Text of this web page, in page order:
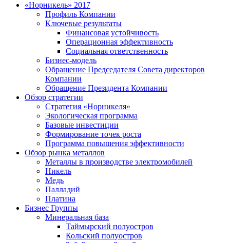
«Норникель» 2017
Профиль Компании
Ключевые результаты
Финансовая устойчивость
Операционная эффективность
Социальная ответственность
Бизнес-модель
Обращение Председателя Совета директоров
Компании
Обращение Президента Компании
Обзор стратегии
Стратегия «Норникеля»
Экологическая программа
Базовые инвестиции
Формирование точек роста
Программа повышения эффективности
Обзор рынка металлов
Металлы в производстве электромобилей
Никель
Медь
Палладий
Платина
Бизнес Группы
Минеральная база
Таймырский полуостров
Кольский полуостров